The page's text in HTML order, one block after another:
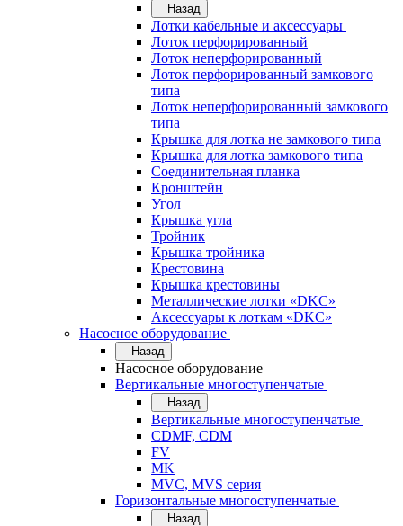
Назад
Лотки кабельные и аксессуары
Лоток перфорированный
Лоток неперфорированный
Лоток перфорированный замкового
типа
Лоток неперфорированный замкового
типа
Крышка для лотка не замкового типа
Крышка для лотка замкового типа
Соединительная планка
Кронштейн
Угол
Крышка угла
Тройник
Крышка тройника
Крестовина
Крышка крестовины
Металлические лотки «DKC»
Аксессуары к лоткам «DKC»
Насосное оборудование
Назад
Насосное оборудование
Вертикальные многоступенчатые
Назад
Вертикальные многоступенчатые
CDMF, CDM
FV
MK
MVC, MVS серия
Горизонтальные многоступенчатые
Назад